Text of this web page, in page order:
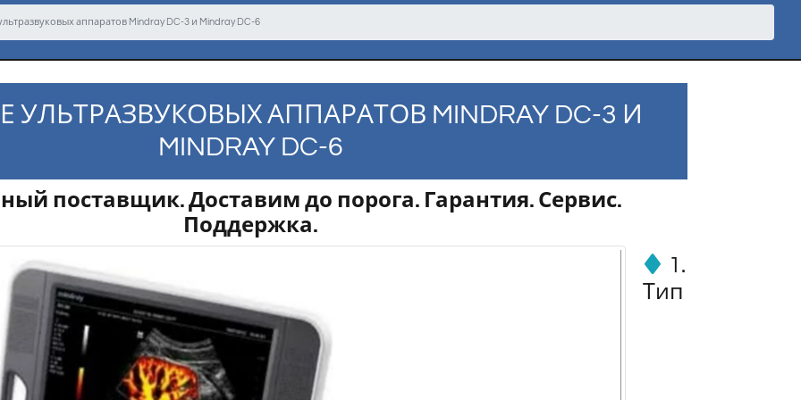
аппаратов Mindray DC-3 и Mindray DC-6
УЛЬТРАЗВУКОВЫХ АППАРАТОВ MINDRAY DC-3 И
MINDRAY DC-6
поставщик. Доставим до порога. Гарантия. Сервис.
Поддержка.
1.
Тип